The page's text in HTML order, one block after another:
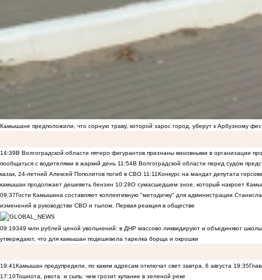
Камышане предположили, что сорную траву, которой зарос город, уберут к Арбузному
14:39В Волгоградской области пятеро фигурантов признаны виновными в организации
пообщаться с водителями в жаркий день 11:54В Волгоградской области перед судом
казак, 24-летний Алексей Пополитов погиб в СВО 11:11Конкурс на мандат депутата
камышан продолжает дешеветь бензин 10:28О сумасшедшем зное, который накроет
09:37Гости Камышина составляют коллективную "методичку" для администрации
изменений в руководстве СВО и тылом. Первая реакция в обществе
09:19349 млн рублей ценой увольнений: в ДНР массово ликвидируют и объединяют
утверждают, что для камышан подешевела тарелка борща и окрошки
19:41Камышан предупредили, по каким адресам отключат свет завтра, 6 августа 19:35
17:10Тошнота, рвота и сыпь: чем грозит купание в зеленой реке